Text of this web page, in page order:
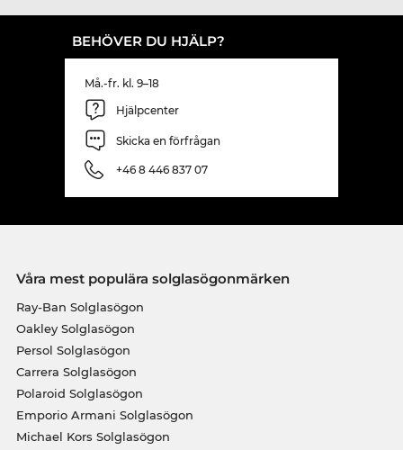
BEHÖVER DU HJÄLP?
Må.-fr. kl. 9–18
Hjälpcenter
Skicka en förfrågan
+46 8 446 837 07
Våra mest populära solglasögonmärken
Ray-Ban Solglasögon
Oakley Solglasögon
Persol Solglasögon
Carrera Solglasögon
Polaroid Solglasögon
Emporio Armani Solglasögon
Michael Kors Solglasögon